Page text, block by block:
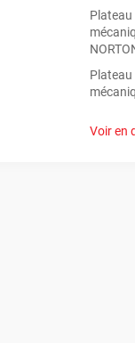
nos disques
la sécurité avec
Voir en